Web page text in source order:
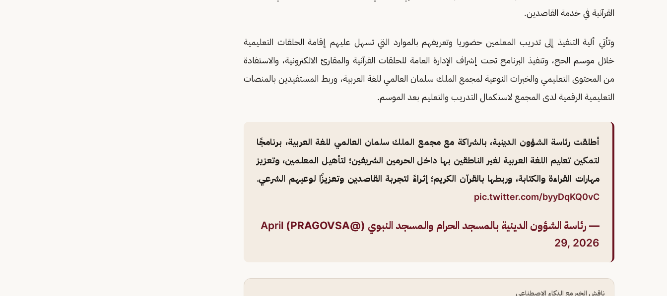
القرآنية في خدمة القاصدين.
وتأتي ألية التنفيذ إلى تدريب المعلمين حضوريا وتعريفهم بالموارد التي تسهل عليهم إقامة الحلقات التعليمية
خلال موسم الحج، وتنفيذ البرنامج تحت إشراف الإدارة العامة للحلقات القرآنية والمقارئ الالكترونية، والاستفادة
من المحتوى التعليمي والخبرات النوعية لمجمع الملك سلمان العالمي للغة العربية، وربط المستفيدين بالمنصات
التعليمية الرقمية لدى المجمع لاستكمال التدريب والتعليم بعد الموسم.
أطلقت رئاسة الشؤون الدينية، بالشراكة مع مجمع الملك سلمان العالمي للغة العربية، برنامجًا
لتمكين تعليم اللغة العربية لغير الناطقين بها داخل الحرمين الشريفين؛ لتأهيل المعلمين، وتعزيز
مهارات القراءة والكتابة، وربطها بالقرآن الكريم؛ إثراءً لتجربة القاصدين وتعزيزًا لوعيهم الشرعي.
pic.twitter.com/byyDqKQ0vC
— رئاسة الشؤون الدينية بالمسجد الحرام والمسجد النبوي (@PRAGOVSA)
April
29, 2026
ناقش الخبر مع الذكاء الاصطناعي